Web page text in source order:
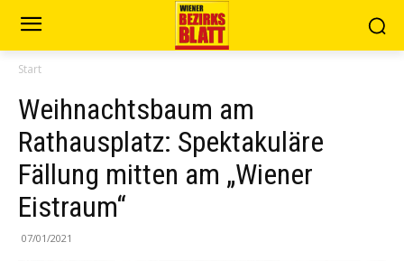
Start
Weihnachtsbaum am
Rathausplatz: Spektakuläre
Fällung mitten am „Wiener
Eistraum“
07/01/2021